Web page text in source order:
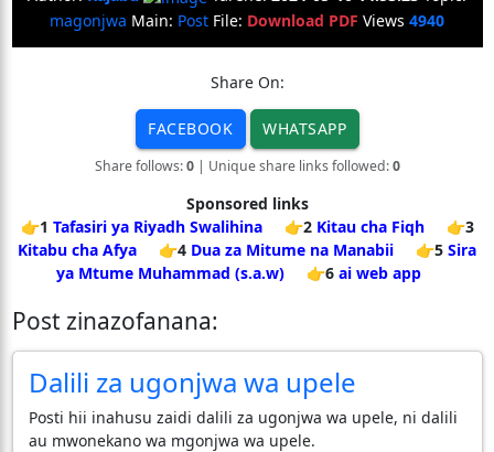
magonjwa Main: Post File: Download PDF Views 4940
Share On:
FACEBOOK WHATSAPP
Share follows:0| Unique share links followed:0
Sponsored links
👉1 Tafasiri ya Riyadh Swalihina 👉2 Kitau cha Fiqh
👉3
Kitabu cha Afya
👉4 Dua za Mitume na Manabii 👉5 Sira
ya Mtume Muhammad (s.a.w)
👉6 ai web app
Post zinazofanana:
Dalili za ugonjwa wa upele
Posti hii inahusu zaidi dalili za ugonjwa wa upele, ni dalili
au mwonekano wa mgonjwa wa upele.